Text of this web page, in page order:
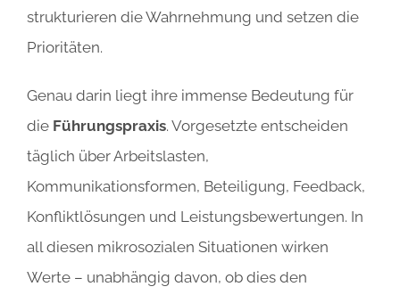
strukturieren die Wahrnehmung und setzen die
Prioritäten.
Genau darin liegt ihre immense Bedeutung für
die Führungspraxis. Vorgesetzte entscheiden
täglich über Arbeitslasten,
Kommunikationsformen, Beteiligung, Feedback,
Konfliktlösungen und Leistungsbewertungen. In
all diesen mikrosozialen Situationen wirken
Werte – unabhängig davon, ob dies den